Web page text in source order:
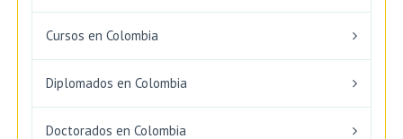
Cursos en Colombia
Diplomados en Colombia
Doctorados en Colombia